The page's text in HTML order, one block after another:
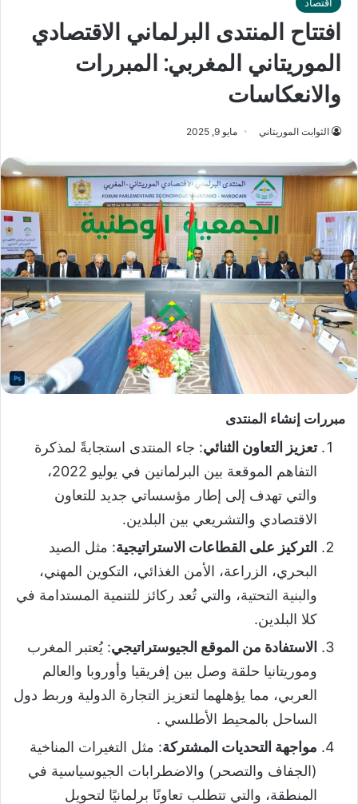
افتتاح المنتدى البرلماني الاقتصادي
الموريتاني المغربي: المبررات
والانعكاسات
الثوابت الموريتاني مايو 9, 2025
مبررات إنشاء المنتدى
تعزيز التعاون الثنائي: جاء المنتدى استجابةً لمذكرة
التفاهم الموقعة بين البرلمانين في يوليو 2022،
والتي تهدف إلى إطار مؤسساتي جديد للتعاون
الاقتصادي والتشريعي بين البلدين.
التركيز على القطاعات الاستراتيجية: مثل الصيد
البحري، الزراعة، الأمن الغذائي، التكوين المهني،
والبنية التحتية، والتي تُعد ركائز للتنمية المستدامة في
كلا البلدين.
الاستفادة من الموقع الجيوستراتيجي: يُعتبر المغرب
وموريتانيا حلقة وصل بين إفريقيا وأوروبا والعالم
العربي، مما يؤهلهما لتعزيز التجارة الدولية وربط دول
الساحل بالمحيط الأطلسي .
مواجهة التحديات المشتركة: مثل التغيرات المناخية
(الجفاف والتصحر) والاضطرابات الجيوسياسية في
المنطقة، والتي تتطلب تعاونًا برلمانيًا لتحويل